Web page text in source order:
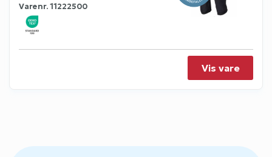
Varenr.11222500
Vis vare